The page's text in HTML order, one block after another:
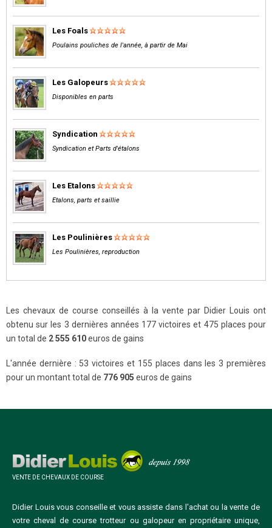
Les Foals
Poulains pouliches de l'année, à partir de Mai
Les Galopeurs
Disponibles en parts
Syndication
Syndication et Parts d'étalons
Les Etalons
Etalons, parts et saillie
Les Poulinières
Les Poulinières, reproduction
Les chevaux de course conseillés à la vente par Didier Louis ont
obtenu sur les 3 dernières années 177 victoires et 475 places pour
un total de 2 555 610euros de gains
L'année dernière : 53 victoires et 155 places dans les 3 premières
pour un montant total de 776 905 euros de gains
VENTE DE CHEVAUX DE COURSE
Didier Louis vous conseille et vous assiste dans l'achat ou la vente de
votre cheval de course trotteur ou galopeur en propriétaire unique,